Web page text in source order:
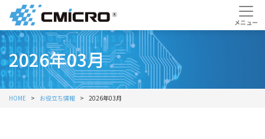
2026年03月
HOME お役立ち情報 2026年03月